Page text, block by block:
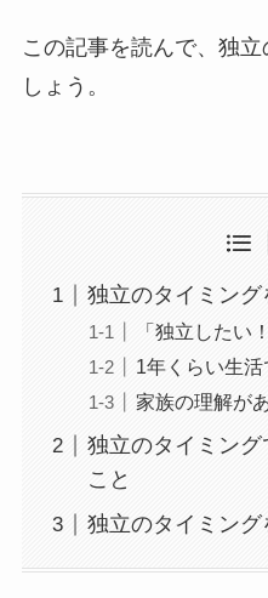
この記事を読んで、独
しょう。
独立のタイミング
「独立したい
1年くらい生
家族の理解が
独立のタイミン
こと
独立のタイミン